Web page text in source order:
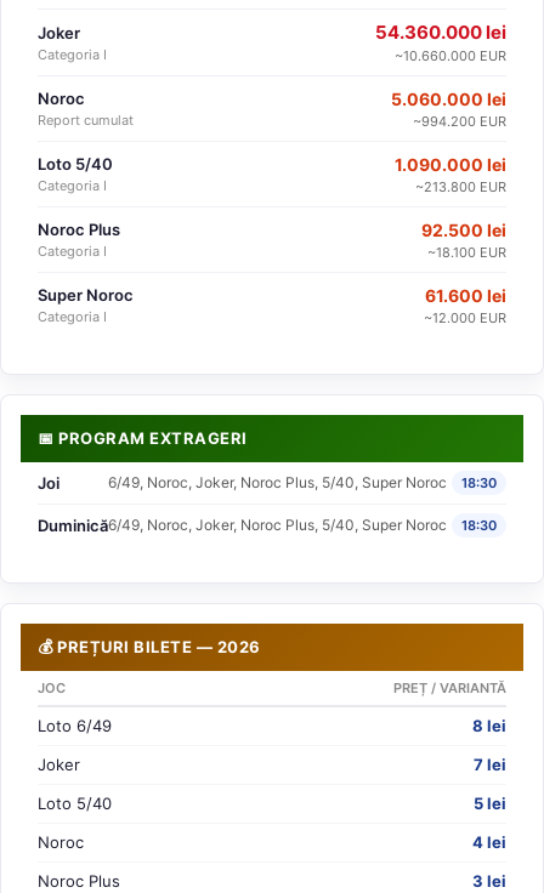
Joker
Categoria I
54.360.000 lei
~10.660.000 EUR
Noroc
Report cumulat
5.060.000 lei
~994.200 EUR
Loto 5/40
Categoria I
1.090.000 lei
~213.800 EUR
Noroc Plus
Categoria I
92.500 lei
~18.100 EUR
Super Noroc
Categoria I
61.600 lei
~12.000 EUR
📅 PROGRAM EXTRAGERI
Joi 6/49, Noroc, Joker, Noroc Plus, 5/40, Super Noroc 18:30
Duminică6/49, Noroc, Joker, Noroc Plus, 5/40, Super Noroc 18:30
💰 PREȚURI BILETE — 2026
JOC PREȚ / VARIANTĂ
Loto 6/49
8 lei
Joker
7 lei
Loto 5/40
5 lei
Noroc
4 lei
Noroc Plus
3 lei